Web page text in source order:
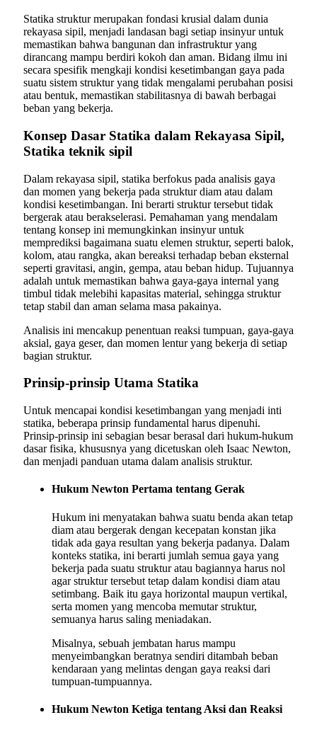
Statika struktur merupakan fondasi krusial dalam dunia
rekayasa sipil, menjadi landasan bagi setiap insinyur untuk
memastikan bahwa bangunan dan infrastruktur yang
dirancang mampu berdiri kokoh dan aman. Bidang ilmu ini
secara spesifik mengkaji kondisi kesetimbangan gaya pada
suatu sistem struktur yang tidak mengalami perubahan posisi
atau bentuk, memastikan stabilitasnya di bawah berbagai
beban yang bekerja.
Konsep Dasar Statika dalam Rekayasa Sipil,
Statika teknik sipil
Dalam rekayasa sipil, statika berfokus pada analisis gaya
dan momen yang bekerja pada struktur diam atau dalam
kondisi kesetimbangan. Ini berarti struktur tersebut tidak
bergerak atau berakselerasi. Pemahaman yang mendalam
tentang konsep ini memungkinkan insinyur untuk
memprediksi bagaimana suatu elemen struktur, seperti balok,
kolom, atau rangka, akan bereaksi terhadap beban eksternal
seperti gravitasi, angin, gempa, atau beban hidup. Tujuannya
adalah untuk memastikan bahwa gaya-gaya internal yang
timbul tidak melebihi kapasitas material, sehingga struktur
tetap stabil dan aman selama masa pakainya.
Analisis ini mencakup penentuan reaksi tumpuan, gaya-gaya
aksial, gaya geser, dan momen lentur yang bekerja di setiap
bagian struktur.
Prinsip-prinsip Utama Statika
Untuk mencapai kondisi kesetimbangan yang menjadi inti
statika, beberapa prinsip fundamental harus dipenuhi.
Prinsip-prinsip ini sebagian besar berasal dari hukum-hukum
dasar fisika, khususnya yang dicetuskan oleh Isaac Newton,
dan menjadi panduan utama dalam analisis struktur.
Hukum Newton Pertama tentang Gerak
Hukum ini menyatakan bahwa suatu benda akan tetap
diam atau bergerak dengan kecepatan konstan jika
tidak ada gaya resultan yang bekerja padanya. Dalam
konteks statika, ini berarti jumlah semua gaya yang
bekerja pada suatu struktur atau bagiannya harus nol
agar struktur tersebut tetap dalam kondisi diam atau
setimbang. Baik itu gaya horizontal maupun vertikal,
serta momen yang mencoba memutar struktur,
semuanya harus saling meniadakan.
Misalnya, sebuah jembatan harus mampu
menyeimbangkan beratnya sendiri ditambah beban
kendaraan yang melintas dengan gaya reaksi dari
tumpuan-tumpuannya.
Hukum Newton Ketiga tentang Aksi dan Reaksi